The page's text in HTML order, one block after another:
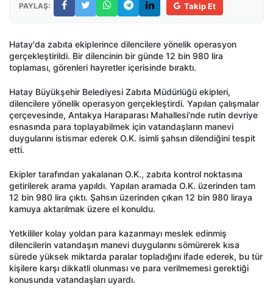
PAYLAŞ: Takip Et
Hatay'da zabıta ekiplerince dilencilere yönelik operasyon
gerçekleştirildi. Bir dilencinin bir günde 12 bin 980 lira
toplaması, görenleri hayretler içerisinde bıraktı.
Hatay Büyükşehir Belediyesi Zabıta Müdürlüğü ekipleri,
dilencilere yönelik operasyon gerçekleştirdi. Yapılan çalışmalar
çerçevesinde, Antakya Haraparası Mahallesi'nde rutin devriye
esnasında para toplayabilmek için vatandaşların manevi
duygularını istismar ederek O.K. isimli şahsın dilendiğini tespit
etti.
Ekipler tarafından yakalanan O.K., zabıta kontrol noktasına
getirilerek arama yapıldı. Yapılan aramada O.K. üzerinden tam
12 bin 980 lira çıktı. Şahsın üzerinden çıkan 12 bin 980 liraya
kamuya aktarılmak üzere el konuldu.
Yetkililer kolay yoldan para kazanmayı meslek edinmiş
dilencilerin vatandaşın manevi duygularını sömürerek kısa
sürede yüksek miktarda paralar topladığını ifade ederek, bu tür
kişilere karşı dikkatli olunması ve para verilmemesi gerektiği
konusunda vatandaşları uyardı.